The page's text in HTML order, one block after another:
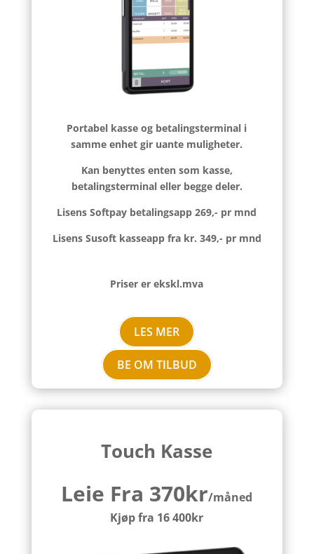
Portabel kasse og betalingsterminal i
samme enhet gir uante muligheter.
Kan benyttes enten som kasse,
betalingsterminal eller begge deler.
Lisens Softpay betalingsapp 269,- pr mnd
Lisens Susoft kasseapp fra kr. 349,- pr mnd
Priser er ekskl.mva
LES MER
BE OM TILBUD
Touch Kasse
Leie Fra 370kr/måned
Kjøp fra 16 400kr